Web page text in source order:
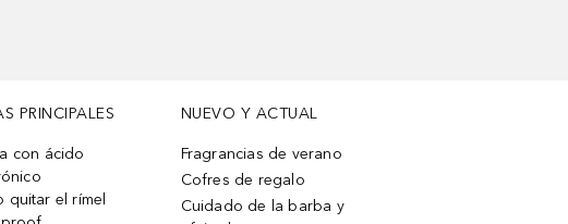
PRINCIPALES
con ácido
quitar el rímel
NUEVO Y ACTUAL
Fragrancias de verano
Cofres de regalo
Cuidado de la barba y